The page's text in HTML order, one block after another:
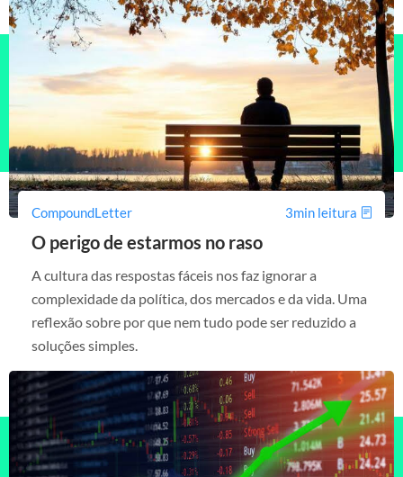
CompoundLetter 3min leitura
O perigo de estarmos no raso
A cultura das respostas fáceis nos faz ignorar a
complexidade da política, dos mercados e da vida. Uma
reflexão sobre por que nem tudo pode ser reduzido a
soluções simples.